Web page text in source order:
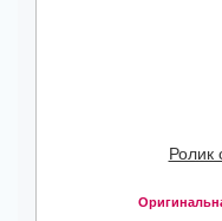
Ролик